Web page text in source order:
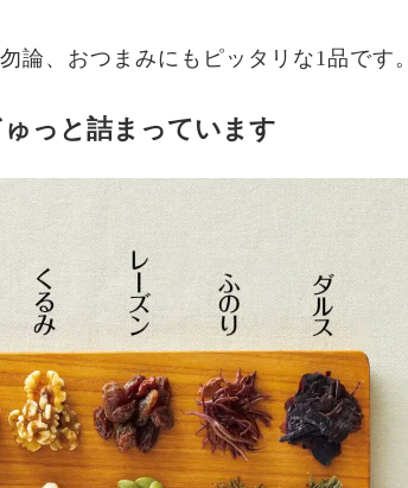
論、おつまみにもピッタリな1品です
っと詰まっています